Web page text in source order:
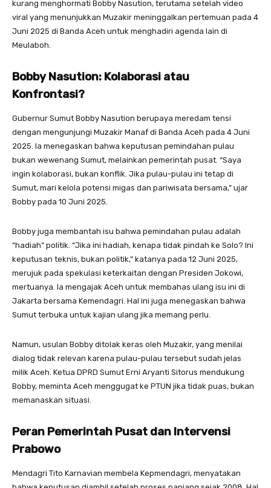
kurang menghormati Bobby Nasution, terutama setelah video
viral yang menunjukkan Muzakir meninggalkan pertemuan pada 4
Juni 2025 di Banda Aceh untuk menghadiri agenda lain di
Meulaboh.
Bobby Nasution: Kolaborasi atau
Konfrontasi?
Gubernur Sumut Bobby Nasution berupaya meredam tensi
dengan mengunjungi Muzakir Manaf di Banda Aceh pada 4 Juni
2025. Ia menegaskan bahwa keputusan pemindahan pulau
bukan wewenang Sumut, melainkan pemerintah pusat. “Saya
ingin kolaborasi, bukan konflik. Jika pulau-pulau ini tetap di
Sumut, mari kelola potensi migas dan pariwisata bersama,” ujar
Bobby pada 10 Juni 2025.
Bobby juga membantah isu bahwa pemindahan pulau adalah
“hadiah” politik. “Jika ini hadiah, kenapa tidak pindah ke Solo? Ini
keputusan teknis, bukan politik,” katanya pada 12 Juni 2025,
merujuk pada spekulasi keterkaitan dengan Presiden Jokowi,
mertuanya. Ia mengajak Aceh untuk membahas ulang isu ini di
Jakarta bersama Kemendagri. Hal ini juga menegaskan bahwa
Sumut terbuka untuk kajian ulang jika memang perlu.
Namun, usulan Bobby ditolak keras oleh Muzakir, yang menilai
dialog tidak relevan karena pulau-pulau tersebut sudah jelas
milik Aceh. Ketua DPRD Sumut Erni Aryanti Sitorus mendukung
Bobby, meminta Aceh menggugat ke PTUN jika tidak puas, bukan
memanaskan situasi.
Peran Pemerintah Pusat dan Intervensi
Prabowo
Mendagri Tito Karnavian membela Kepmendagri, menyatakan